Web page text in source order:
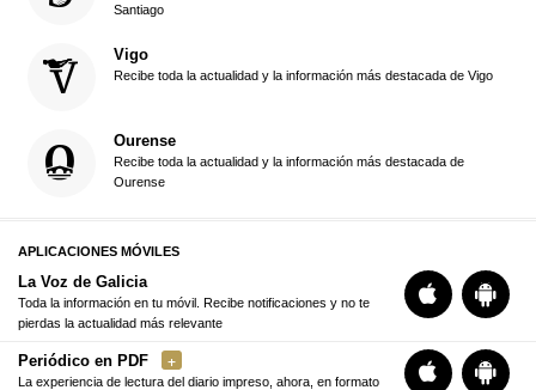
Santiago
Vigo
Recibe toda la actualidad y la información más destacada de Vigo
Ourense
Recibe toda la actualidad y la información más destacada de
Ourense
APLICACIONES MÓVILES
La Voz de Galicia
Toda la información en tu móvil. Recibe notificaciones y no te
pierdas la actualidad más relevante
Periódico en PDF
La experiencia de lectura del diario impreso, ahora, en formato